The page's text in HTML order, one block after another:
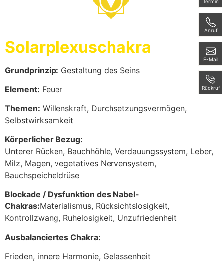
Solarplexuschakra
Grundprinzip: Gestaltung des Seins
Element: Feuer
Themen: Willenskraft, Durchsetzungsvermögen,
Selbstwirksamkeit
Körperlicher Bezug:
Unterer Rücken, Bauchhöhle, Verdauungssystem, Leber,
Milz, Magen, vegetatives Nervensystem,
Bauchspeicheldrüse
Blockade / Dysfunktion des Nabel-
Chakras:Materialismus, Rücksichtslosigkeit,
Kontrollzwang, Ruhelosigkeit, Unzufriedenheit
Ausbalanciertes Chakra:
Frieden, innere Harmonie, Gelassenheit
Termin
Anruf
E-Mail
Rückruf